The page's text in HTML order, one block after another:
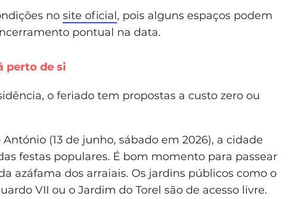
no site oficial, pois alguns espaços podem
pontual na data.
perto de si
o feriado tem propostas a custo zero ou
(13 de junho, sábado em 2026), a cidade
festas populares. É bom momento para passear
azáfama dos arraiais. Os jardins públicos como o
VII ou o Jardim do Torel são de acesso livre.